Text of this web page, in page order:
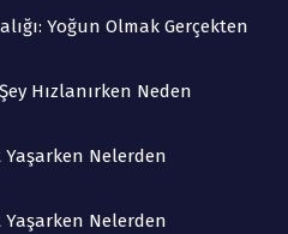
Yoğun Olmak Gerçekten
Hızlanırken Neden
Nelerden
Nelerden